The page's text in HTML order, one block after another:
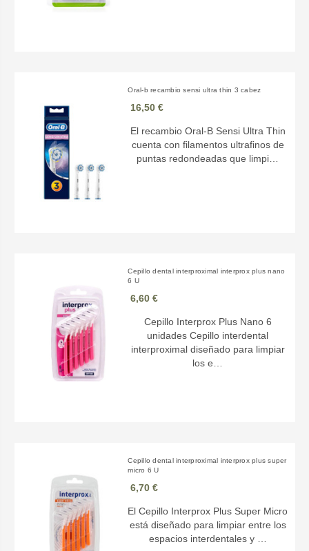
Oral-b recambio sensi ultra thin 3 cabez
16,50 €
El recambio Oral-B Sensi Ultra Thin
cuenta con filamentos ultrafinos de
puntas redondeadas que limpi…
Cepillo dental interproximal interprox plus nano
6 U
6,60 €
Cepillo Interprox Plus Nano 6
unidades Cepillo interdental
interproximal diseñado para limpiar
los e…
Cepillo dental interproximal interprox plus super
micro 6 U
6,70 €
El Cepillo Interprox Plus Super Micro
está diseñado para limpiar entre los
espacios interdentales y …